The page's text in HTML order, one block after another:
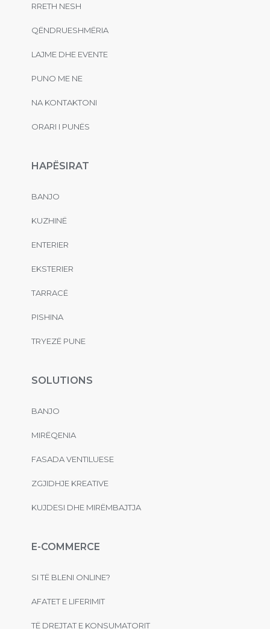
RRETH NESH
QËNDRUESHMËRIA
LAJME DHE EVENTE
PUNO ME NE
NA KONTAKTONI
ORARI I PUNËS
HAPËSIRAT
BANJO
KUZHINË
ENTERIER
EKSTERIER
TARRACË
PISHINA
TRYEZË PUNE
SOLUTIONS
BANJO
MIRËQENIA
FASADA VENTILUESE
ZGJIDHJE KREATIVE
KUJDESI DHE MIRËMBAJTJA
E-COMMERCE
SI TË BLENI ONLINE?
AFATET E LIFERIMIT
TË DREJTAT E KONSUMATORIT